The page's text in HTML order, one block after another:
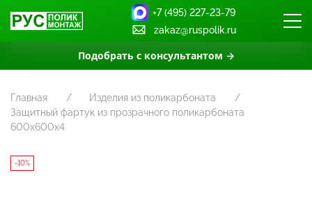
Подобрать с консультантом →
+7 (495) 227-23-79
zakaz@ruspolik.ru
Главная
Изделия из поликарбоната
Защитный фартук из прозрачного поликарбоната
600х600х4
-10%